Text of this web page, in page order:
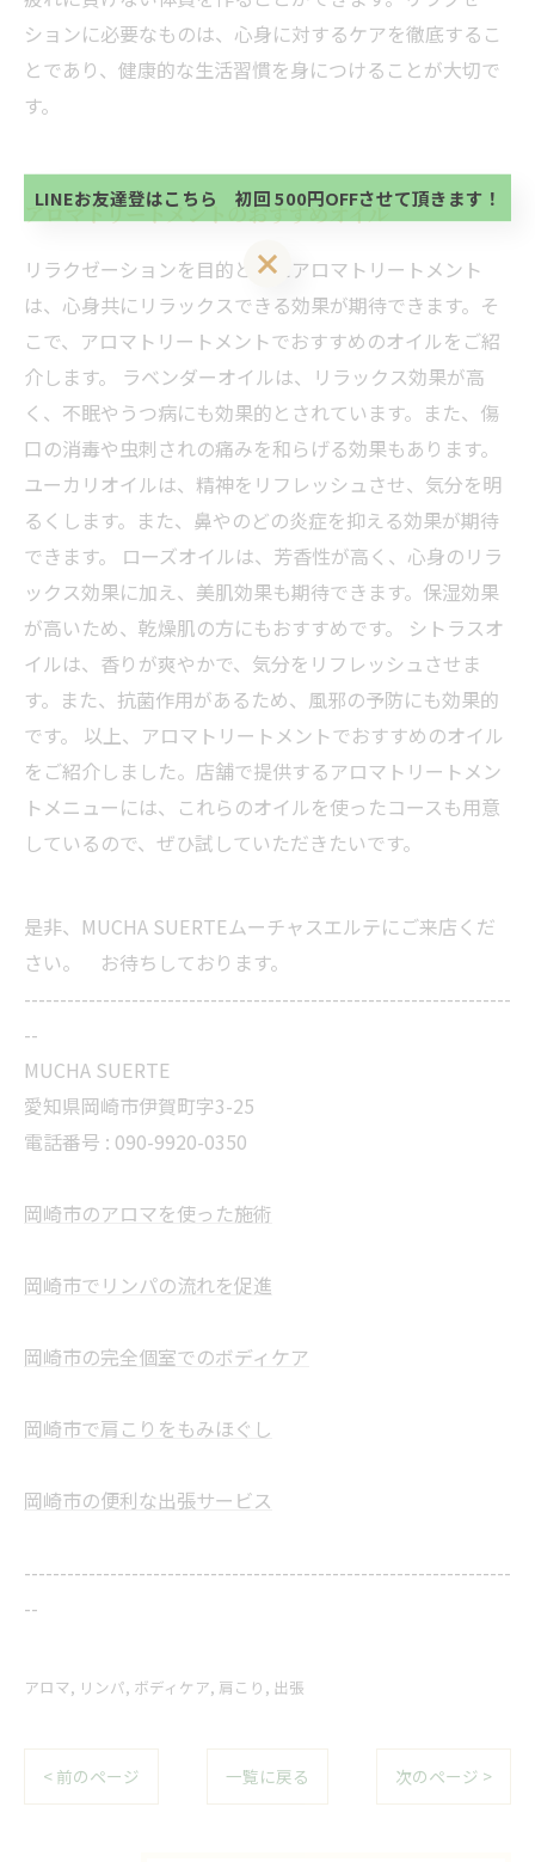
ションに必要なものは、心身に対するケアを徹底するこ
とであり、健康的な生活習慣を身につけることが大切で
す。
アロマトリートメントのおすすめオイル
リラクゼーションを目的としたアロマトリートメント
は、心身共にリラックスできる効果が期待できます。そ
こで、アロマトリートメントでおすすめのオイルをご紹
介します。 ラベンダーオイルは、リラックス効果が高
く、不眠やうつ病にも効果的とされています。また、傷
口の消毒や虫刺されの痛みを和らげる効果もあります。
ユーカリオイルは、精神をリフレッシュさせ、気分を明
るくします。また、鼻やのどの炎症を抑える効果が期待
できます。 ローズオイルは、芳香性が高く、心身のリラ
ックス効果に加え、美肌効果も期待できます。保湿効果
が高いため、乾燥肌の方にもおすすめです。 シトラスオ
イルは、香りが爽やかで、気分をリフレッシュさせま
す。また、抗菌作用があるため、風邪の予防にも効果的
です。 以上、アロマトリートメントでおすすめのオイル
をご紹介しました。店舗で提供するアロマトリートメン
トメニューには、これらのオイルを使ったコースも用意
しているので、ぜひ試していただきたいです。
是非、MUCHA SUERTEムーチャスエルテにご来店くだ
さい。 お待ちしております。
--------------------------------------------------------------------
--
MUCHA SUERTE
愛知県岡崎市伊賀町字3-25
電話番号 : 090-9920-0350
岡崎市のアロマを使った施術
岡崎市でリンパの流れを促進
岡崎市の完全個室でのボディケア
岡崎市で肩こりをもみほぐし
岡崎市の便利な出張サービス
--------------------------------------------------------------------
--
アロマ リンパ ボディケア 肩こり 出張
< 前のページ 一覧に戻る 次のページ >
初回 500円OFFさせて頂きます。 既に 追加済の
方、不必要な方 お手数ですが、✖印でお閉じ下さ
い。
LINEお友達登はこちら 初回 500円OFFさせて頂きます！
当サロンの公式LINE@にお友達登録頂いたお客様は
LINEお友達登はこちら 初回 500円OFFさせて頂きます！